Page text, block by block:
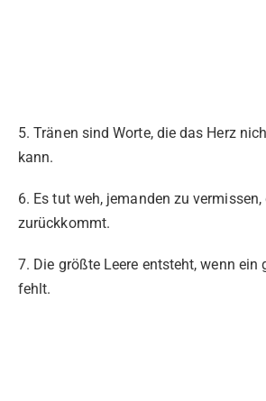
5. Tränen sind Worte, die das Herz
kann.
6. Es tut weh, jemanden zu vermissen,
zurückkommt.
7. Die größte Leere entsteht, wenn ein
fehlt.